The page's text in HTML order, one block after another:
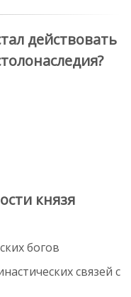
действовать
князя
богов
связей с